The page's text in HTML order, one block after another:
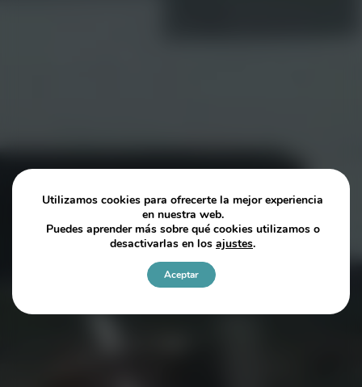
Utilizamos cookies para ofrecerte la mejor experiencia
en nuestra web.
Puedes aprender más sobre qué cookies utilizamos o
desactivarlas en los ajustes.
Aceptar